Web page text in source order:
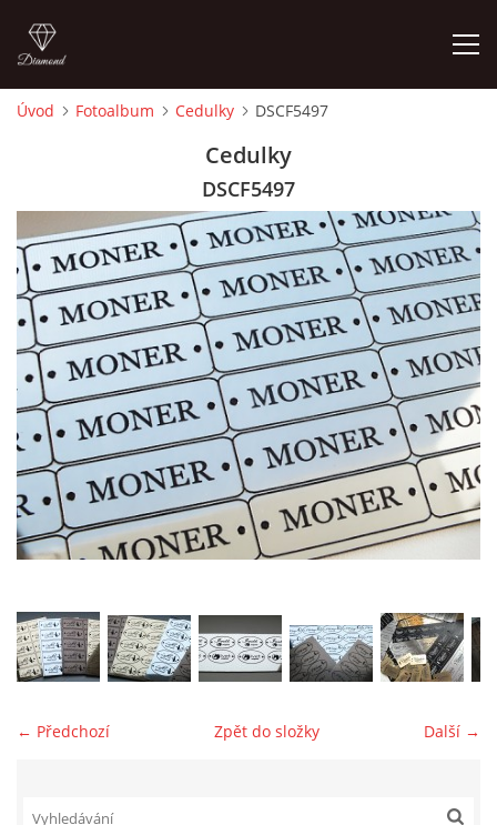
CEDULKY
MOJE POSLEDNÍ PRÁCE
jk-laguna@seznam.cz
Úvod Fotoalbum Cedulky DSCF5497
Cedulky
DSCF5497
← Předchozí Další →
Zpět do složky